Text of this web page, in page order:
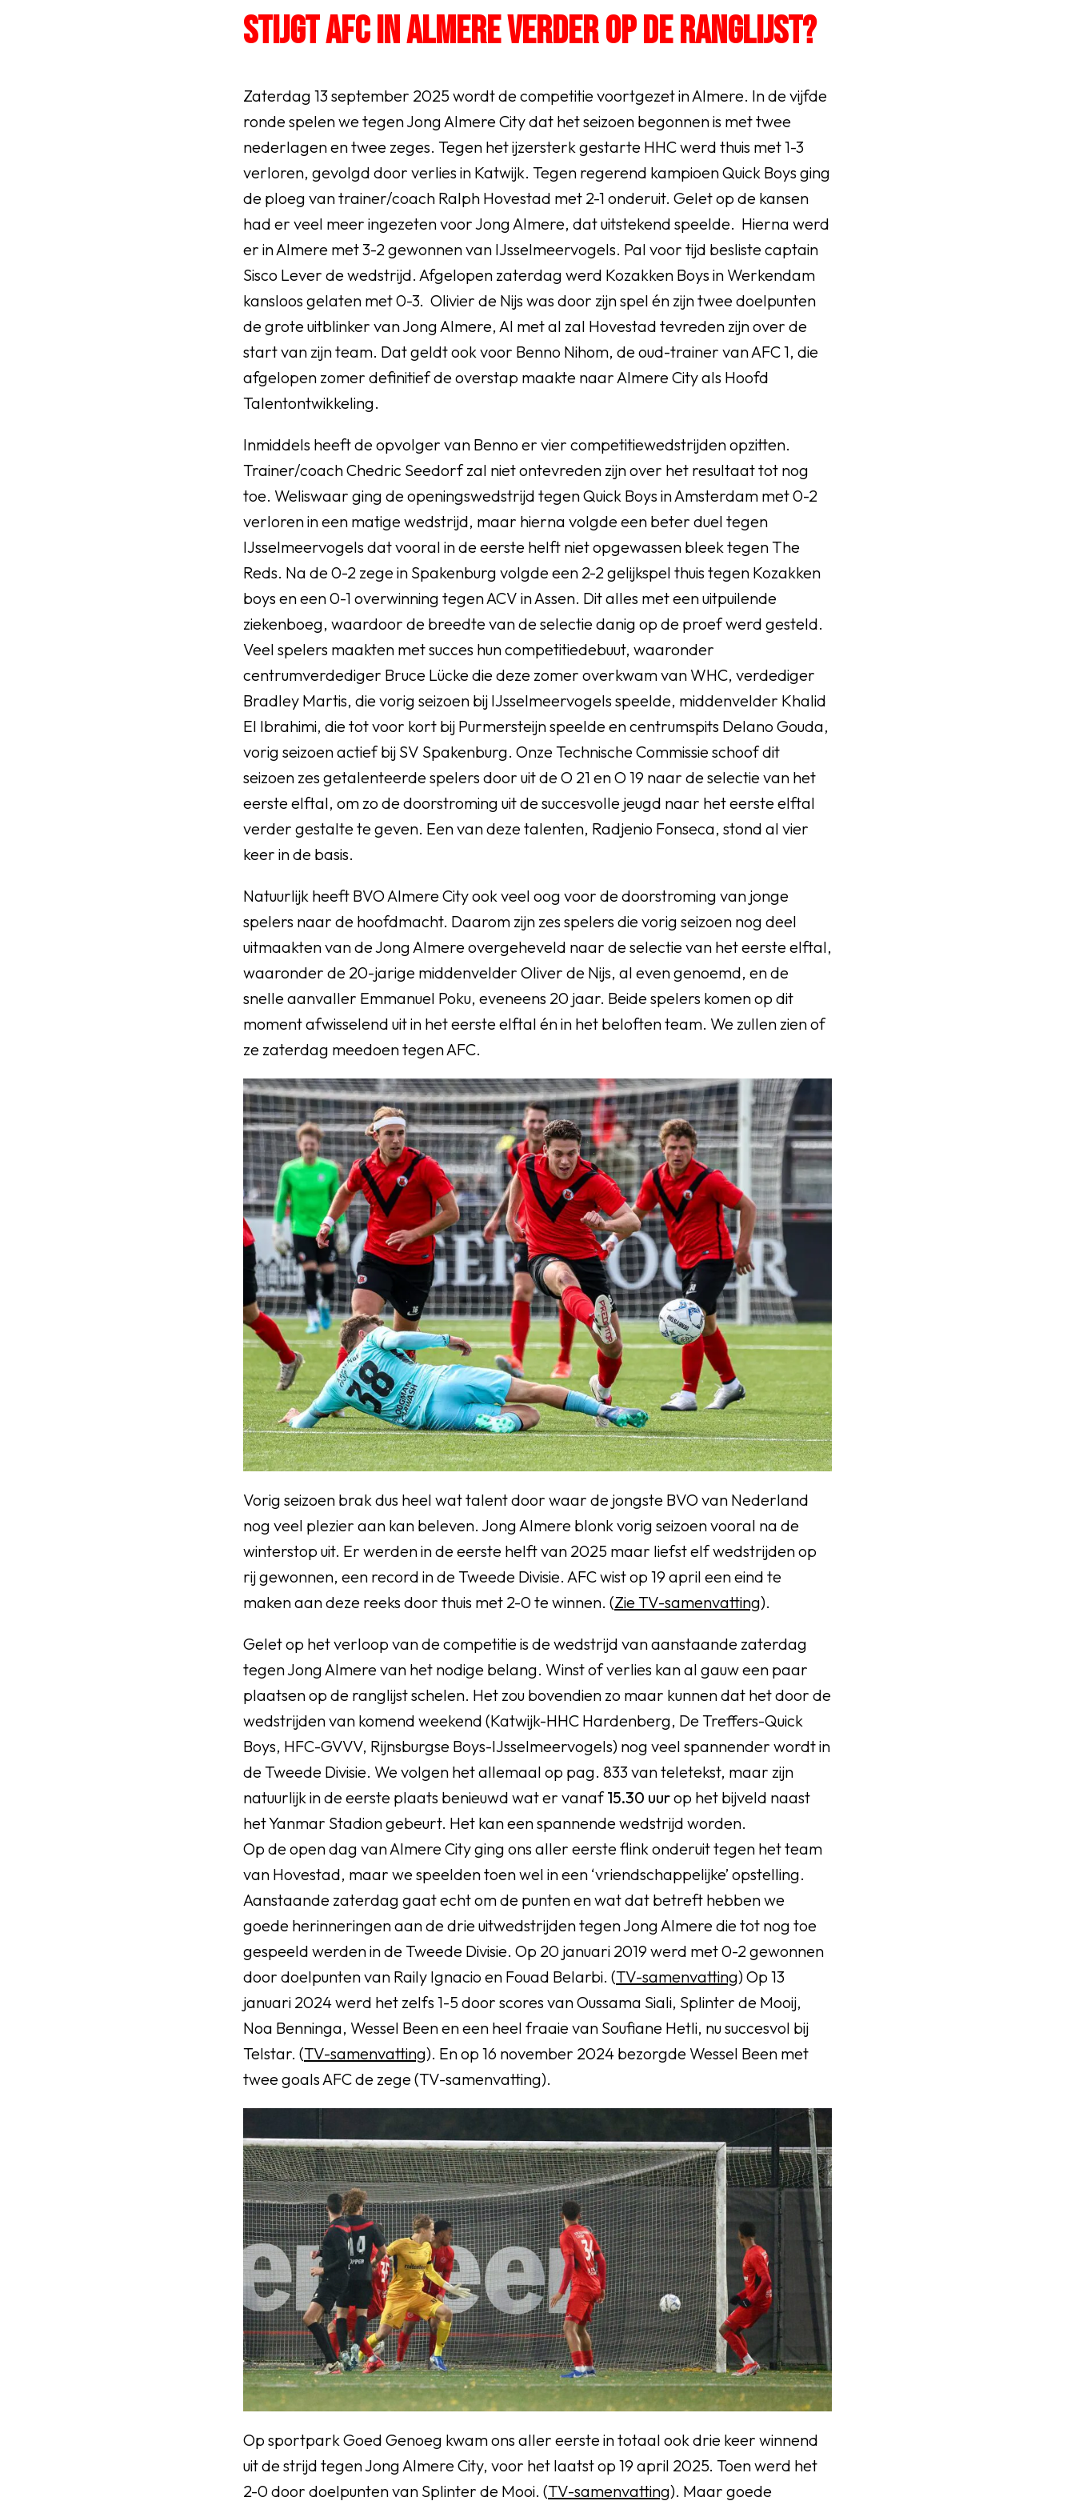
Nieuwsoverzicht
Sponsoring
SPORTPARK GOED GENOEG
LIDMAATSCHAP
STIJGT AFC IN ALMERE VERDER OP DE RANGLIJST?
Zaterdag 13 september 2025 wordt de competitie voortgezet in Almere. In de vijfde
ronde spelen we tegen Jong Almere City dat het seizoen begonnen is met twee
nederlagen en twee zeges. Tegen het ijzersterk gestarte HHC werd thuis met 1-3
verloren, gevolgd door verlies in Katwijk. Tegen regerend kampioen Quick Boys ging
de ploeg van trainer/coach Ralph Hovestad met 2-1 onderuit. Gelet op de kansen
had er veel meer ingezeten voor Jong Almere, dat uitstekend speelde. Hierna werd
er in Almere met 3-2 gewonnen van IJsselmeervogels. Pal voor tijd besliste captain
Sisco Lever de wedstrijd. Afgelopen zaterdag werd Kozakken Boys in Werkendam
kansloos gelaten met 0-3. Olivier de Nijs was door zijn spel én zijn twee doelpunten
de grote uitblinker van Jong Almere, Al met al zal Hovestad tevreden zijn over de
start van zijn team. Dat geldt ook voor Benno Nihom, de oud-trainer van AFC 1, die
afgelopen zomer definitief de overstap maakte naar Almere City als Hoofd
Talentontwikkeling.
Inmiddels heeft de opvolger van Benno er vier competitiewedstrijden opzitten.
Trainer/coach Chedric Seedorf zal niet ontevreden zijn over het resultaat tot nog
toe. Weliswaar ging de openingswedstrijd tegen Quick Boys in Amsterdam met 0-2
verloren in een matige wedstrijd, maar hierna volgde een beter duel tegen
IJsselmeervogels dat vooral in de eerste helft niet opgewassen bleek tegen The
Reds. Na de 0-2 zege in Spakenburg volgde een 2-2 gelijkspel thuis tegen Kozakken
boys en een 0-1 overwinning tegen ACV in Assen. Dit alles met een uitpuilende
ziekenboeg, waardoor de breedte van de selectie danig op de proef werd gesteld.
Veel spelers maakten met succes hun competitiedebuut, waaronder
centrumverdediger Bruce Lücke die deze zomer overkwam van WHC, verdediger
Bradley Martis, die vorig seizoen bij IJsselmeervogels speelde, middenvelder Khalid
El Ibrahimi, die tot voor kort bij Purmersteijn speelde en centrumspits Delano Gouda,
vorig seizoen actief bij SV Spakenburg. Onze Technische Commissie schoof dit
seizoen zes getalenteerde spelers door uit de O 21 en O 19 naar de selectie van het
eerste elftal, om zo de doorstroming uit de succesvolle jeugd naar het eerste elftal
verder gestalte te geven. Een van deze talenten, Radjenio Fonseca, stond al vier
keer in de basis.
Natuurlijk heeft BVO Almere City ook veel oog voor de doorstroming van jonge
spelers naar de hoofdmacht. Daarom zijn zes spelers die vorig seizoen nog deel
uitmaakten van de Jong Almere overgeheveld naar de selectie van het eerste elftal,
waaronder de 20-jarige middenvelder Oliver de Nijs, al even genoemd, en de
snelle aanvaller Emmanuel Poku, eveneens 20 jaar. Beide spelers komen op dit
moment afwisselend uit in het eerste elftal én in het beloften team. We zullen zien of
ze zaterdag meedoen tegen AFC.
Vorig seizoen brak dus heel wat talent door waar de jongste BVO van Nederland
nog veel plezier aan kan beleven. Jong Almere blonk vorig seizoen vooral na de
winterstop uit. Er werden in de eerste helft van 2025 maar liefst elf wedstrijden op
rij gewonnen, een record in de Tweede Divisie. AFC wist op 19 april een eind te
maken aan deze reeks door thuis met 2-0 te winnen. (Zie TV-samenvatting).
Gelet op het verloop van de competitie is de wedstrijd van aanstaande zaterdag
tegen Jong Almere van het nodige belang. Winst of verlies kan al gauw een paar
plaatsen op de ranglijst schelen. Het zou bovendien zo maar kunnen dat het door de
wedstrijden van komend weekend (Katwijk-HHC Hardenberg, De Treffers-Quick
Boys, HFC-GVVV, Rijnsburgse Boys-IJsselmeervogels) nog veel spannender wordt in
de Tweede Divisie. We volgen het allemaal op pag. 833 van teletekst, maar zijn
natuurlijk in de eerste plaats benieuwd wat er vanaf15.30 uurop het bijveld naast
het Yanmar Stadion gebeurt. Het kan een spannende wedstrijd worden.
Op de open dag van Almere City ging ons aller eerste flink onderuit tegen het team
van Hovestad, maar we speelden toen wel in een ‘vriendschappelijke’ opstelling.
Aanstaande zaterdag gaat echt om de punten en wat dat betreft hebben we
goede herinneringen aan de drie uitwedstrijden tegen Jong Almere die tot nog toe
gespeeld werden in de Tweede Divisie. Op 20 januari 2019 werd met 0-2 gewonnen
door doelpunten van Raily Ignacio en Fouad Belarbi. (TV-samenvatting) Op 13
januari 2024 werd het zelfs 1-5 door scores van Oussama Siali, Splinter de Mooij,
Noa Benninga, Wessel Been en een heel fraaie van Soufiane Hetli, nu succesvol bij
Telstar. (TV-samenvatting). En op 16 november 2024 bezorgde Wessel Been met
twee goals AFC de zege (TV-samenvatting).
Op sportpark Goed Genoeg kwam ons aller eerste in totaal ook drie keer winnend
uit de strijd tegen Jong Almere City, voor het laatst op 19 april 2025. Toen werd het
2-0 door doelpunten van Splinter de Mooi. (TV-samenvatting). Maar goede